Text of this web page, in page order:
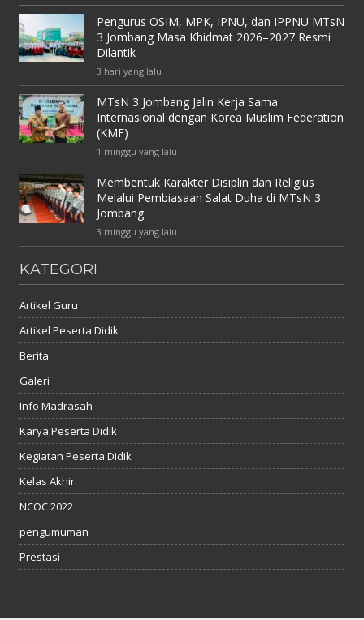
Pengurus OSIM, MPK, IPNU, dan IPPNU MTsN
3 Jombang Masa Khidmat 2026–2027 Resmi
Dilantik
3 hari yang lalu
MTsN 3 Jombang Jalin Kerja Sama
Internasional dengan Korea Muslim Federation
(KMF)
1 minggu yang lalu
Membentuk Karakter Disiplin dan Religius
Melalui Pembiasaan Salat Duha di MTsN 3
Jombang
3 minggu yang lalu
KATEGORI
Artikel Guru
Artikel Peserta Didik
Berita
Galeri
Info Madrasah
Karya Peserta Didik
Kegiatan Peserta Didik
Kelas Akhir
NCOC 2022
pengumuman
Prestasi